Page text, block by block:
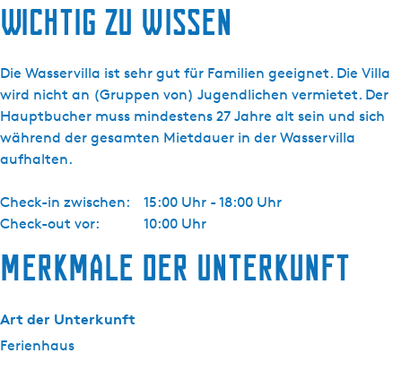
Wichtig zu wissen
Die Wasservilla ist sehr gut für Familien geeignet. Die Villa
wird nicht an (Gruppen von) Jugendlichen vermietet. Der
Hauptbucher muss mindestens 27 Jahre alt sein und sich
während der gesamten Mietdauer in der Wasservilla
aufhalten.
Check-in zwischen:
15:00 Uhr - 18:00 Uhr
Check-out vor:
10:00 Uhr
Merkmale der Unterkunft
Art der Unterkunft
Ferienhaus